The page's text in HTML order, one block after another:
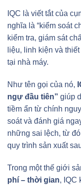
IQC là viết tắt của
nghĩa là “kiểm soát
kiểm tra, giám sát
liệu, linh kiện và
tại nhà máy.
Như tên gọi của nó,
ngự đầu tiên” giúp
tiềm ẩn từ chính
soát và đánh giá
những sai lệch, từ
quy trình sản xuất
Trong một thế giới
phí – thời gian, IQC